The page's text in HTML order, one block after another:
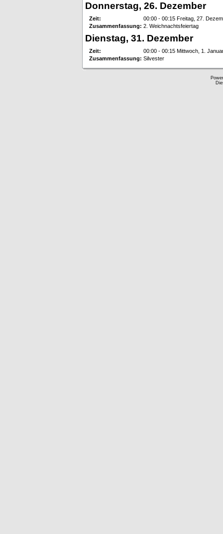
Donnerstag, 26. Dezember
Zeit:
00:00 - 00:15 Freitag, 27.
Zusammenfassung: 2. Weichnachtsfeiertag
Dienstag, 31. Dezember
Zeit:
00:00 - 00:15 Mittwoch, 1.
Zusammenfassung: Silvester